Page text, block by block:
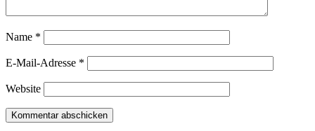
Name *
E-Mail-Adresse *
Website